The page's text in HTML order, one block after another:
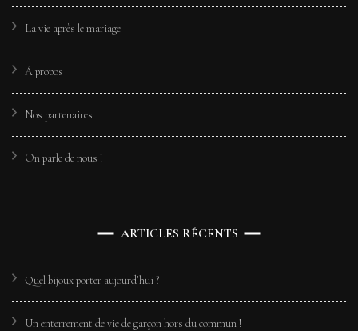
La vie après le mariage
À propos
Nos partenaires
On parle de nous !
ARTICLES RÉCENTS
Quel bijoux porter aujourd’hui ?
Un enterrement de vie de garçon hors du commun !